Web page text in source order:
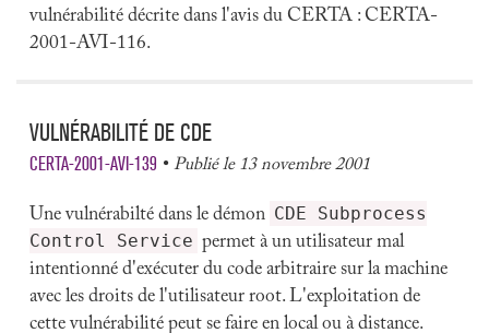
vulnérabilité décrite dans l'avis du CERTA : CERTA-
2001-AVI-116.
VULNÉRABILITÉ DE CDE
CERTA-2001-AVI-139 Publié le 13 novembre 2001
Une vulnérabilté dans le démon CDE Subprocess
Control Service permet à un utilisateur mal
intentionné d'exécuter du code arbitraire sur la machine
avec les droits de l'utilisateur root. L'exploitation de
cette vulnérabilité peut se faire en local ou à distance.